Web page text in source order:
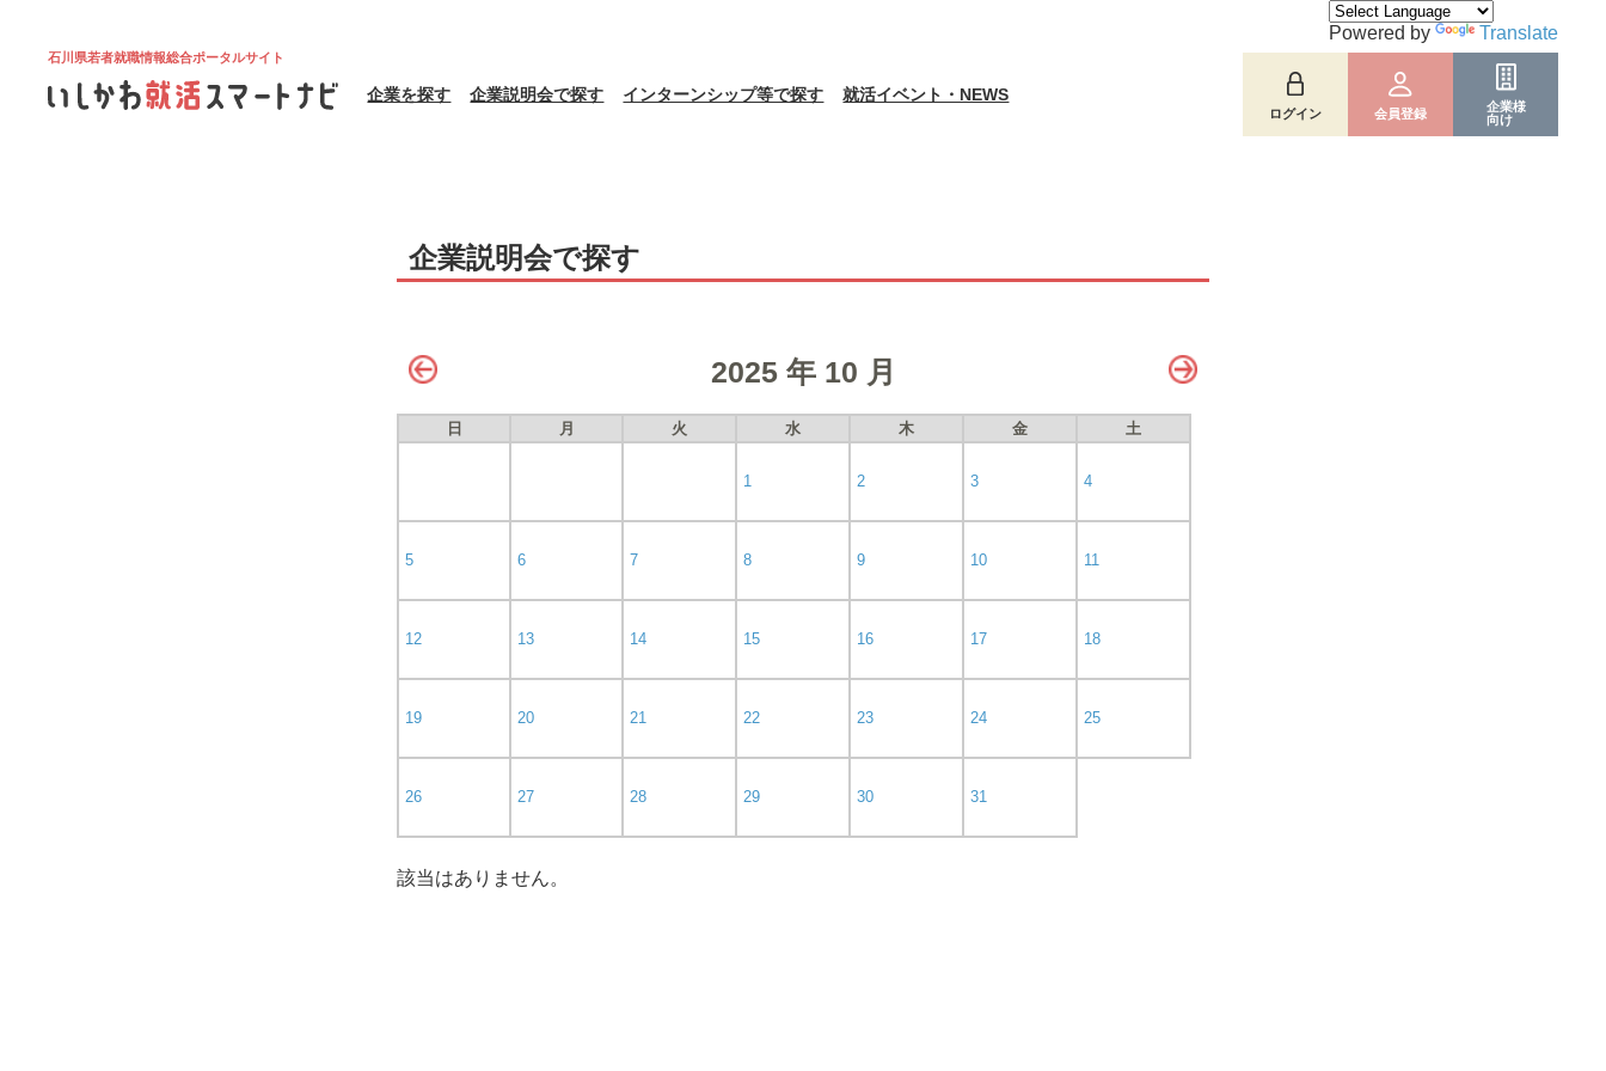
石川県若者就職情報総合ポータルサイト
企業を探す 企業説明会で探す インターンシップ等で探す 就活イベント・NEWS
ログイン 会員登録
企業様
向け
Powered by Translate
企業説明会で探す
2025 年 10 月
日 月 火 水 木 金 土
1 2 3 4
5 6 7 8 9 10 11
12 13 14 15 16 17 18
19 20 21 22 23 24 25
26 27 28 29 30 31
該当はありません。